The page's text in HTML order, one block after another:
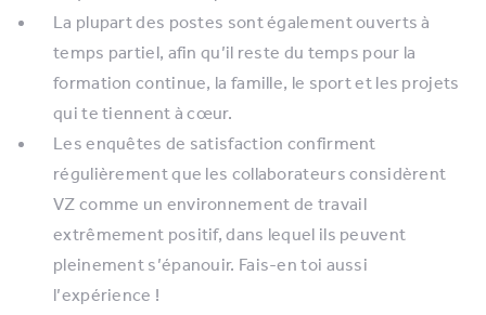
La plupart des postes sont également ouverts à
temps partiel, afin qu’il reste du temps pour la
formation continue, la famille, le sport et les projets
qui te tiennent à cœur.
Les enquêtes de satisfaction confirment
régulièrement que les collaborateurs considèrent
VZ comme un environnement de travail
extrêmement positif, dans lequel ils peuvent
pleinement s’épanouir. Fais-en toi aussi
l’expérience !